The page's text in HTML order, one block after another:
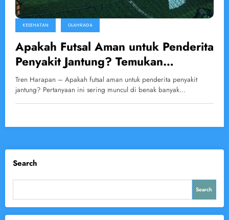
KESEHATAN OLAHRAGA
Apakah Futsal Aman untuk Penderita
Penyakit Jantung? Temukan
Jawabannya!
Tren Harapan – Apakah futsal aman untuk penderita penyakit
jantung? Pertanyaan ini sering muncul di benak banyak…
Search
Search